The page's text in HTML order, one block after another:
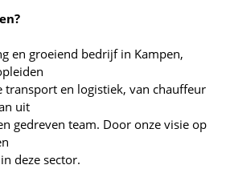
en groeiend bedrijf in Kampen,
transport en logistiek, van chauffeur
uit
gedreven team. Door onze visie op
deze sector.